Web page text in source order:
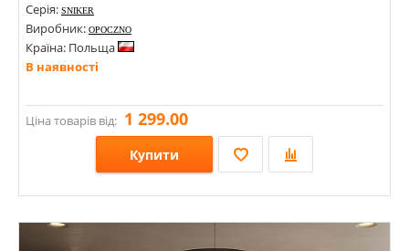
Серія: SNIKER
Виробник: OPOCZNO
Країна: Польща
В наявності
Ціна товарів від: 1 299.00
Купити
Розміри: 1198х598х8; 598х598х8;
Стилі: Під камінь;